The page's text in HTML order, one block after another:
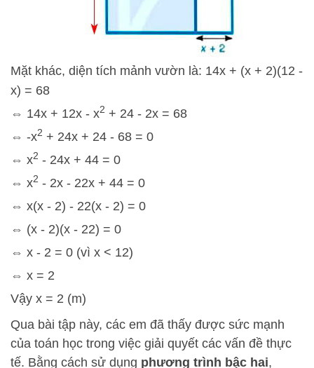
Mặt khác, diện tích mảnh vườn là: 14x + (x + 2)(12 -
x) = 68
⇔ 14x + 12x - x2 + 24 - 2x = 68
⇔ -x2 + 24x + 24 - 68 = 0
⇔ x2 - 24x + 44 = 0
⇔ x2 - 2x - 22x + 44 = 0
⇔ x(x - 2) - 22(x - 2) = 0
⇔ (x - 2)(x - 22) = 0
⇔ x - 2 = 0 (vì x < 12)
⇔ x = 2
Vậy x = 2 (m)
Qua bài tập này, các em đã thấy được sức mạnh
của toán học trong việc giải quyết các vấn đề thực
tế. Bằng cách sử dụng phương trình bậc hai,